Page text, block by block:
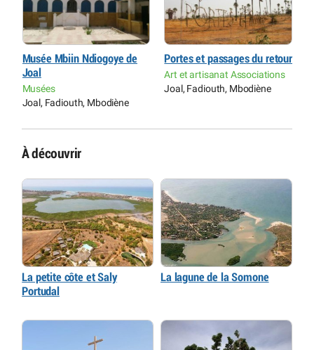
Musée Mbiin Ndiogoye de
Joal
Musées
Joal, Fadiouth, Mbodiène
Portes et passages du retour
Art et artisanat Associations
Joal, Fadiouth, Mbodiène
À découvrir
La petite côte et Saly
Portudal
La lagune de la Somone